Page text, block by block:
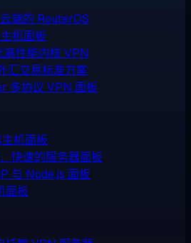
云端的 RouterOS
机面板
高性能内核 VPN
汇交易标准方案
多协议 VPN 面板
机面板
快速的服务器面板
与 Node.js 面板
面板